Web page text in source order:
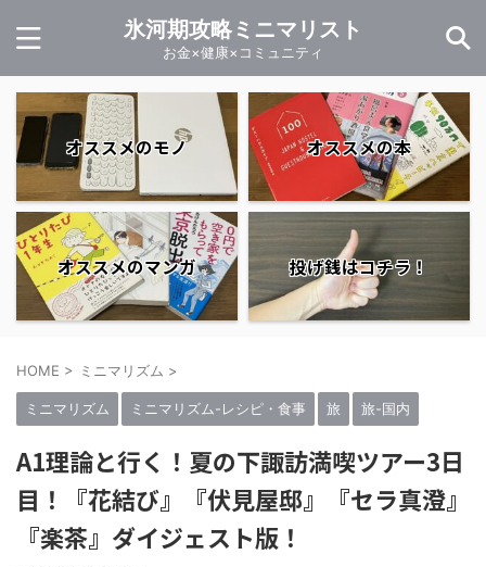
氷河期攻略ミニマリスト
お金×健康×コミュニティ
オススメのモノ オススメの本
オススメのマンガ 投げ銭はコチラ！
HOME > ミニマリズム >
ミニマリズム ミニマリズム-レシピ・食事 旅 旅-国内
A1理論と行く！夏の下諏訪満喫ツアー3日
目！『花結び』『伏見屋邸』『セラ真澄』
『楽茶』ダイジェスト版！